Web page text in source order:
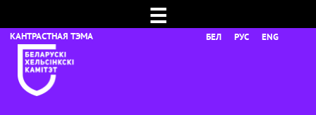
☰
БЕЛ РУС ENG